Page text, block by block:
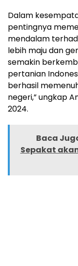
Dalam
pentingnya
mendalam
lebih maju dan
semakin
pertanian
berhasil
negeri,” ungkap
2024.
Baca
Sepakat